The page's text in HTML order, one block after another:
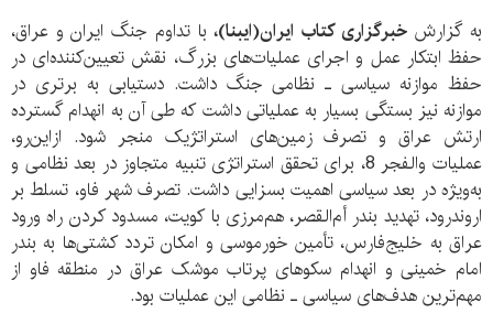
به گزارشخبرگزاری کتاب ایران(ایبنا)،با تداوم جنگ ایران و عراق،
حفظ ابتکار عمل و اجرای عملیات‌های بزرگ، نقش تعیین‌کننده‌ای در
حفظ موازنه سیاسی ـ نظامی جنگ داشت. دستیابی به برتری در
موازنه نیز بستگی بسیار به عملیاتی داشت که طی آن به انهدام گسترده
ارتش عراق و تصرف زمین‌های استراتژیک منجر شود. ازاین‌رو،
عملیات والفجر 8، برای تحقق استراتژی تنبیه متجاوز در بعد نظامی و
به‌ویژه در بعد سیاسی اهمیت بسزایی داشت. تصرف شهر فاو، تسلط بر
اروندرود، تهدید بندر أم‌القصر، هم‌مرزی با کویت، مسدود کردن راه ورود
عراق به خلیج‌فارس، تأمین خورموسی و امکان تردد کشتی‌ها به بندر
امام خمینی و انهدام سکوهای پرتاب موشک عراق در منطقه فاو از
مهم‌ترین هدف‌های سیاسی ـ نظامی این عملیات بود.